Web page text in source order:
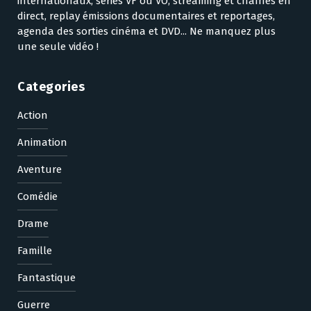
direct, replay émissions documentaires et reportages,
agenda des sorties cinéma et DVD... Ne manquez plus
une seule vidéo !
Categories
Action
Animation
Aventure
Comédie
Drame
Famille
Fantastique
Guerre